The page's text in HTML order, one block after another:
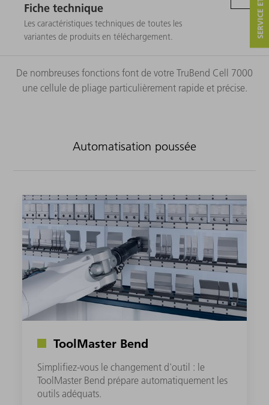
Fiche technique
Les caractéristiques techniques de toutes les
variantes de produits en téléchargement.
De nombreuses fonctions font de votre TruBend Cell 7000
une cellule de pliage particulièrement rapide et précise.
Automatisation poussée
ToolMaster Bend
Simplifiez-vous le changement d'outil : le
ToolMaster Bend prépare automatiquement les
outils adéquats.